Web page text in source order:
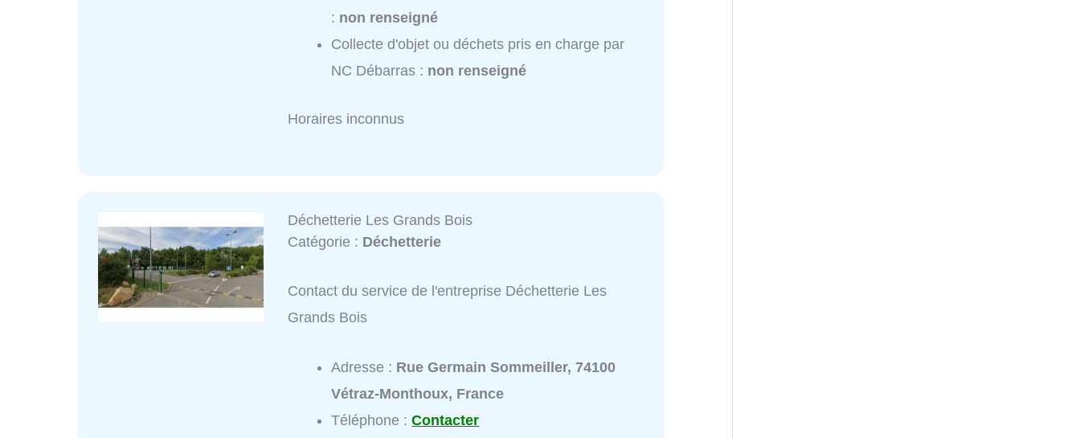
: non renseigné
Collecte d'objet ou déchets pris en charge par
NC Débarras : non renseigné
Horaires inconnus
Déchetterie Les Grands Bois
Catégorie : Déchetterie
Contact du service de l'entreprise Déchetterie Les
Grands Bois
Adresse : Rue Germain Sommeiller, 74100
Vétraz-Monthoux, France
Téléphone :Contacter